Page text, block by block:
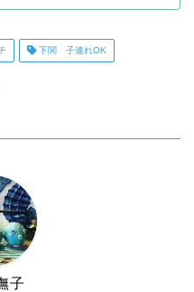
下関 子連れOK
子